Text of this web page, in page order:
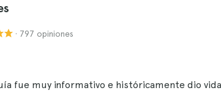
· 797 opiniones
fue muy informativo e históricamente dio